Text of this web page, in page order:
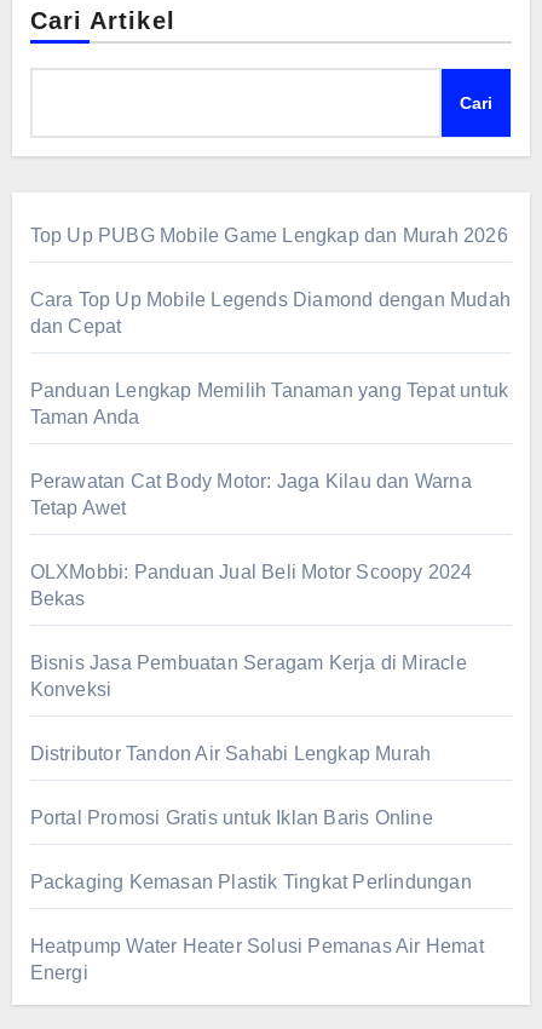
Cari Artikel
Cari
Top Up PUBG Mobile Game Lengkap dan Murah 2026
Cara Top Up Mobile Legends Diamond dengan Mudah
dan Cepat
Panduan Lengkap Memilih Tanaman yang Tepat untuk
Taman Anda
Perawatan Cat Body Motor: Jaga Kilau dan Warna
Tetap Awet
OLXMobbi: Panduan Jual Beli Motor Scoopy 2024
Bekas
Bisnis Jasa Pembuatan Seragam Kerja di Miracle
Konveksi
Distributor Tandon Air Sahabi Lengkap Murah
Portal Promosi Gratis untuk Iklan Baris Online
Packaging Kemasan Plastik Tingkat Perlindungan
Heatpump Water Heater Solusi Pemanas Air Hemat
Energi